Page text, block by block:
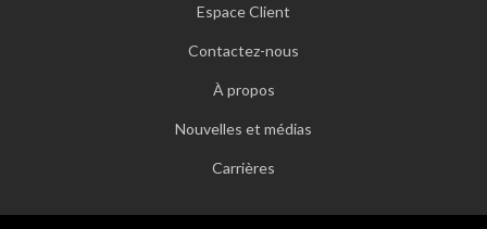
Espace Client
Contactez-nous
À propos
Nouvelles et médias
Carrières